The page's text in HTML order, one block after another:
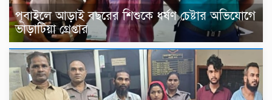
পূবাইলে আড়াই বছরের শিশুকে ধর্ষণ চেষ্টার অভিযোগে
ভাড়াটিয়া গ্রেপ্তার